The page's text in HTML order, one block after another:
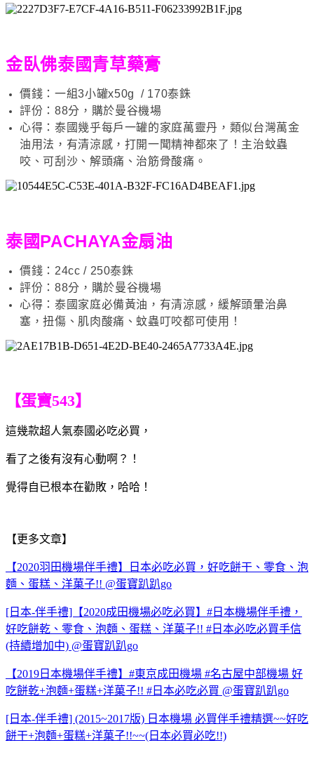
金臥佛泰國青草藥膏
價錢：一組3小罐x50g / 170泰銖
評份：88分，購於曼谷機場
心得：泰國幾乎每戶一罐的家庭萬靈丹，類似台灣萬金
油用法，有清涼感，打開一聞精神都來了！主治蚊蟲
咬、可刮沙、解頭痛、治筋骨酸痛。
泰國PACHAYA金扇油
價錢：24cc / 250泰銖
評份：88分，購於曼谷機場
心得：泰國家庭必備黃油，有清涼感，緩解頭暈治鼻
塞，扭傷、肌肉酸痛、蚊蟲叮咬都可使用！
【蛋寶543】
這幾款超人氣泰國必吃必買，
看了之後有沒有心動啊？！
覺得自已根本在勸敗 ，哈哈！
【更多文章】
【2020羽田機場伴手禮】日本必吃必買，好吃餅干、零食、泡
麵、蛋糕、洋菓子!! @蛋寶趴趴go
[日本-伴手禮]【2020成田機場必吃必買】#日本機場伴手禮，
好吃餅乾、零食、泡麵、蛋糕、洋菓子!! #日本必吃必買手信
(持續增加中) @蛋寶趴趴go
【2019日本機場伴手禮】#東京成田機場 #名古屋中部機場 好
吃餅乾+泡麵+蛋糕+洋菓子!! #日本必吃必買 @蛋寶趴趴go
[日本-伴手禮] (2015~2017版) 日本機場 必買伴手禮精選~~好吃
餅干+泡麵+蛋糕+洋菓子!!~~(日本必買必吃!!)